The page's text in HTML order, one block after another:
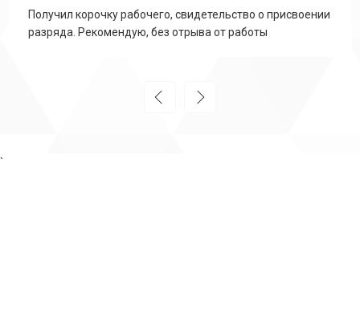
Получил корочку рабочего, свидетельство о присвоении
разряда. Рекомендую, без отрыва от работы
`